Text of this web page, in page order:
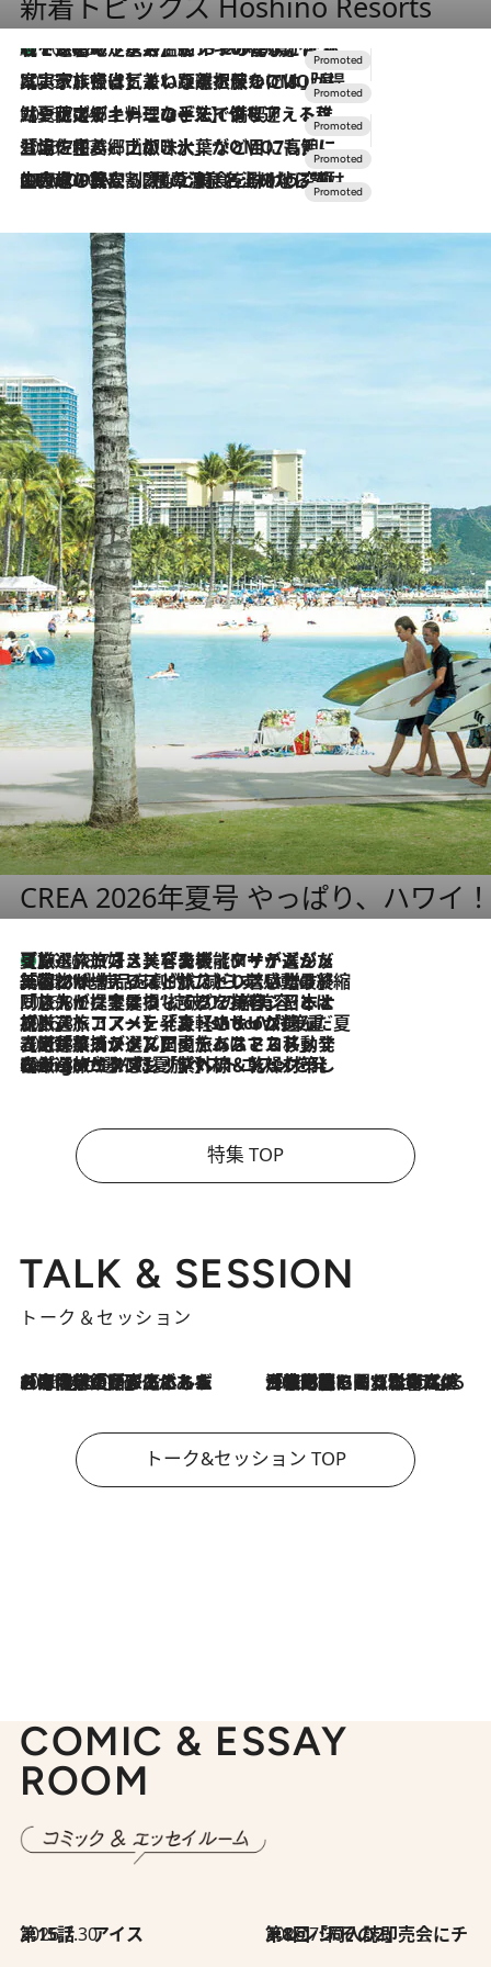
2026.8.7
【トンボの足水浴】ヒノキの香りに包まれて涼感マックス！約13℃の湧水かけ流しを避暑地「星野温泉 トンボの湯」で体験
2026.7.31
【ホテル帰省】という選択肢をOMOが提案。家族とほどよい距離を保つには「昼は実家、夜は気兼ねなくホテルで！」
2026.7.24
【夏限定ディナーコース】旬を迎える稚鮎や花ズッキーニなどをイタリア・トスカーナの郷土料理の手法で満喫！
2026.7.17
「土佐和ハーブかき氷」がOMO7高知に登場！生姜、山椒、大葉など目にも舌にも涼を呼ぶ郷土の味
2026.7.10
NEW OPEN！【界 草津】名湯の地に誕生。趣の異なる2種の温泉と上州ならではの会席・蕎麦割烹など美食を味わう究極の癒やし旅
CREA 2026年夏号 やっぱり、ハワイ
2026.8.7
【厳選旅コスメ】「多機能アイテムがメイン！」旅好き美容エディターが選んだ夏旅ベストコスメを発表【Mサイズジップ】
2026.8.6
「荷物が増えるほど旅ストレスは増す」美容ジャーナリストがたどり着いた最終結論。“化粧品を劇的に減らす”感動の凝縮美容とは
2026.8.6
「旅先には金髪ウィッグを持参」日本と同じメイクでは損してる!? 美容ジャーナリストが提案する“掟破りの旅美容”とは
2026.8.6
【厳選旅コスメ】「身軽さ＆UV対策重視！」ヘアアーティストshucoが選んだ夏旅ベストコスメを発表【Mサイズジップ】
2026.8.5
【厳選旅コスメ】国内をあちこち移動する河井菜摘が選んだ夏旅ベストコスメ発表！「リラックスアイテムはマスト」【Mサイズジップ】
2026.8.4
【厳選旅コスメ】「紫外線＆乾燥対策しながらメイク感も！」ヘア＆メイクGeorgeが選んだ夏旅ベストコスメを発表！【Mサイズジップ】
特集 TOP
TALK & SESSION
トーク＆セッション
2026.8.3
「今後値上げがあるとすれば…」「リスクがあるのは今年の冬」エネルギー専門家が語る、ホルムズ海峡封鎖が家庭にもたらす“ある心配” 2026.8.3
「住宅建てられない…」「サーチャージ料の高値が続いている」ホルムズ海峡封鎖による影響はいつまで続く？《エネルギー専門家に聞く“どうなる日本の暮らし”》
トーク&セッション TOP
COMIC & ESSAY
ROOM
2026.7.30
第15話 アイス 2026.7.30
第8回「同人誌即売会にチャレンジ その2」